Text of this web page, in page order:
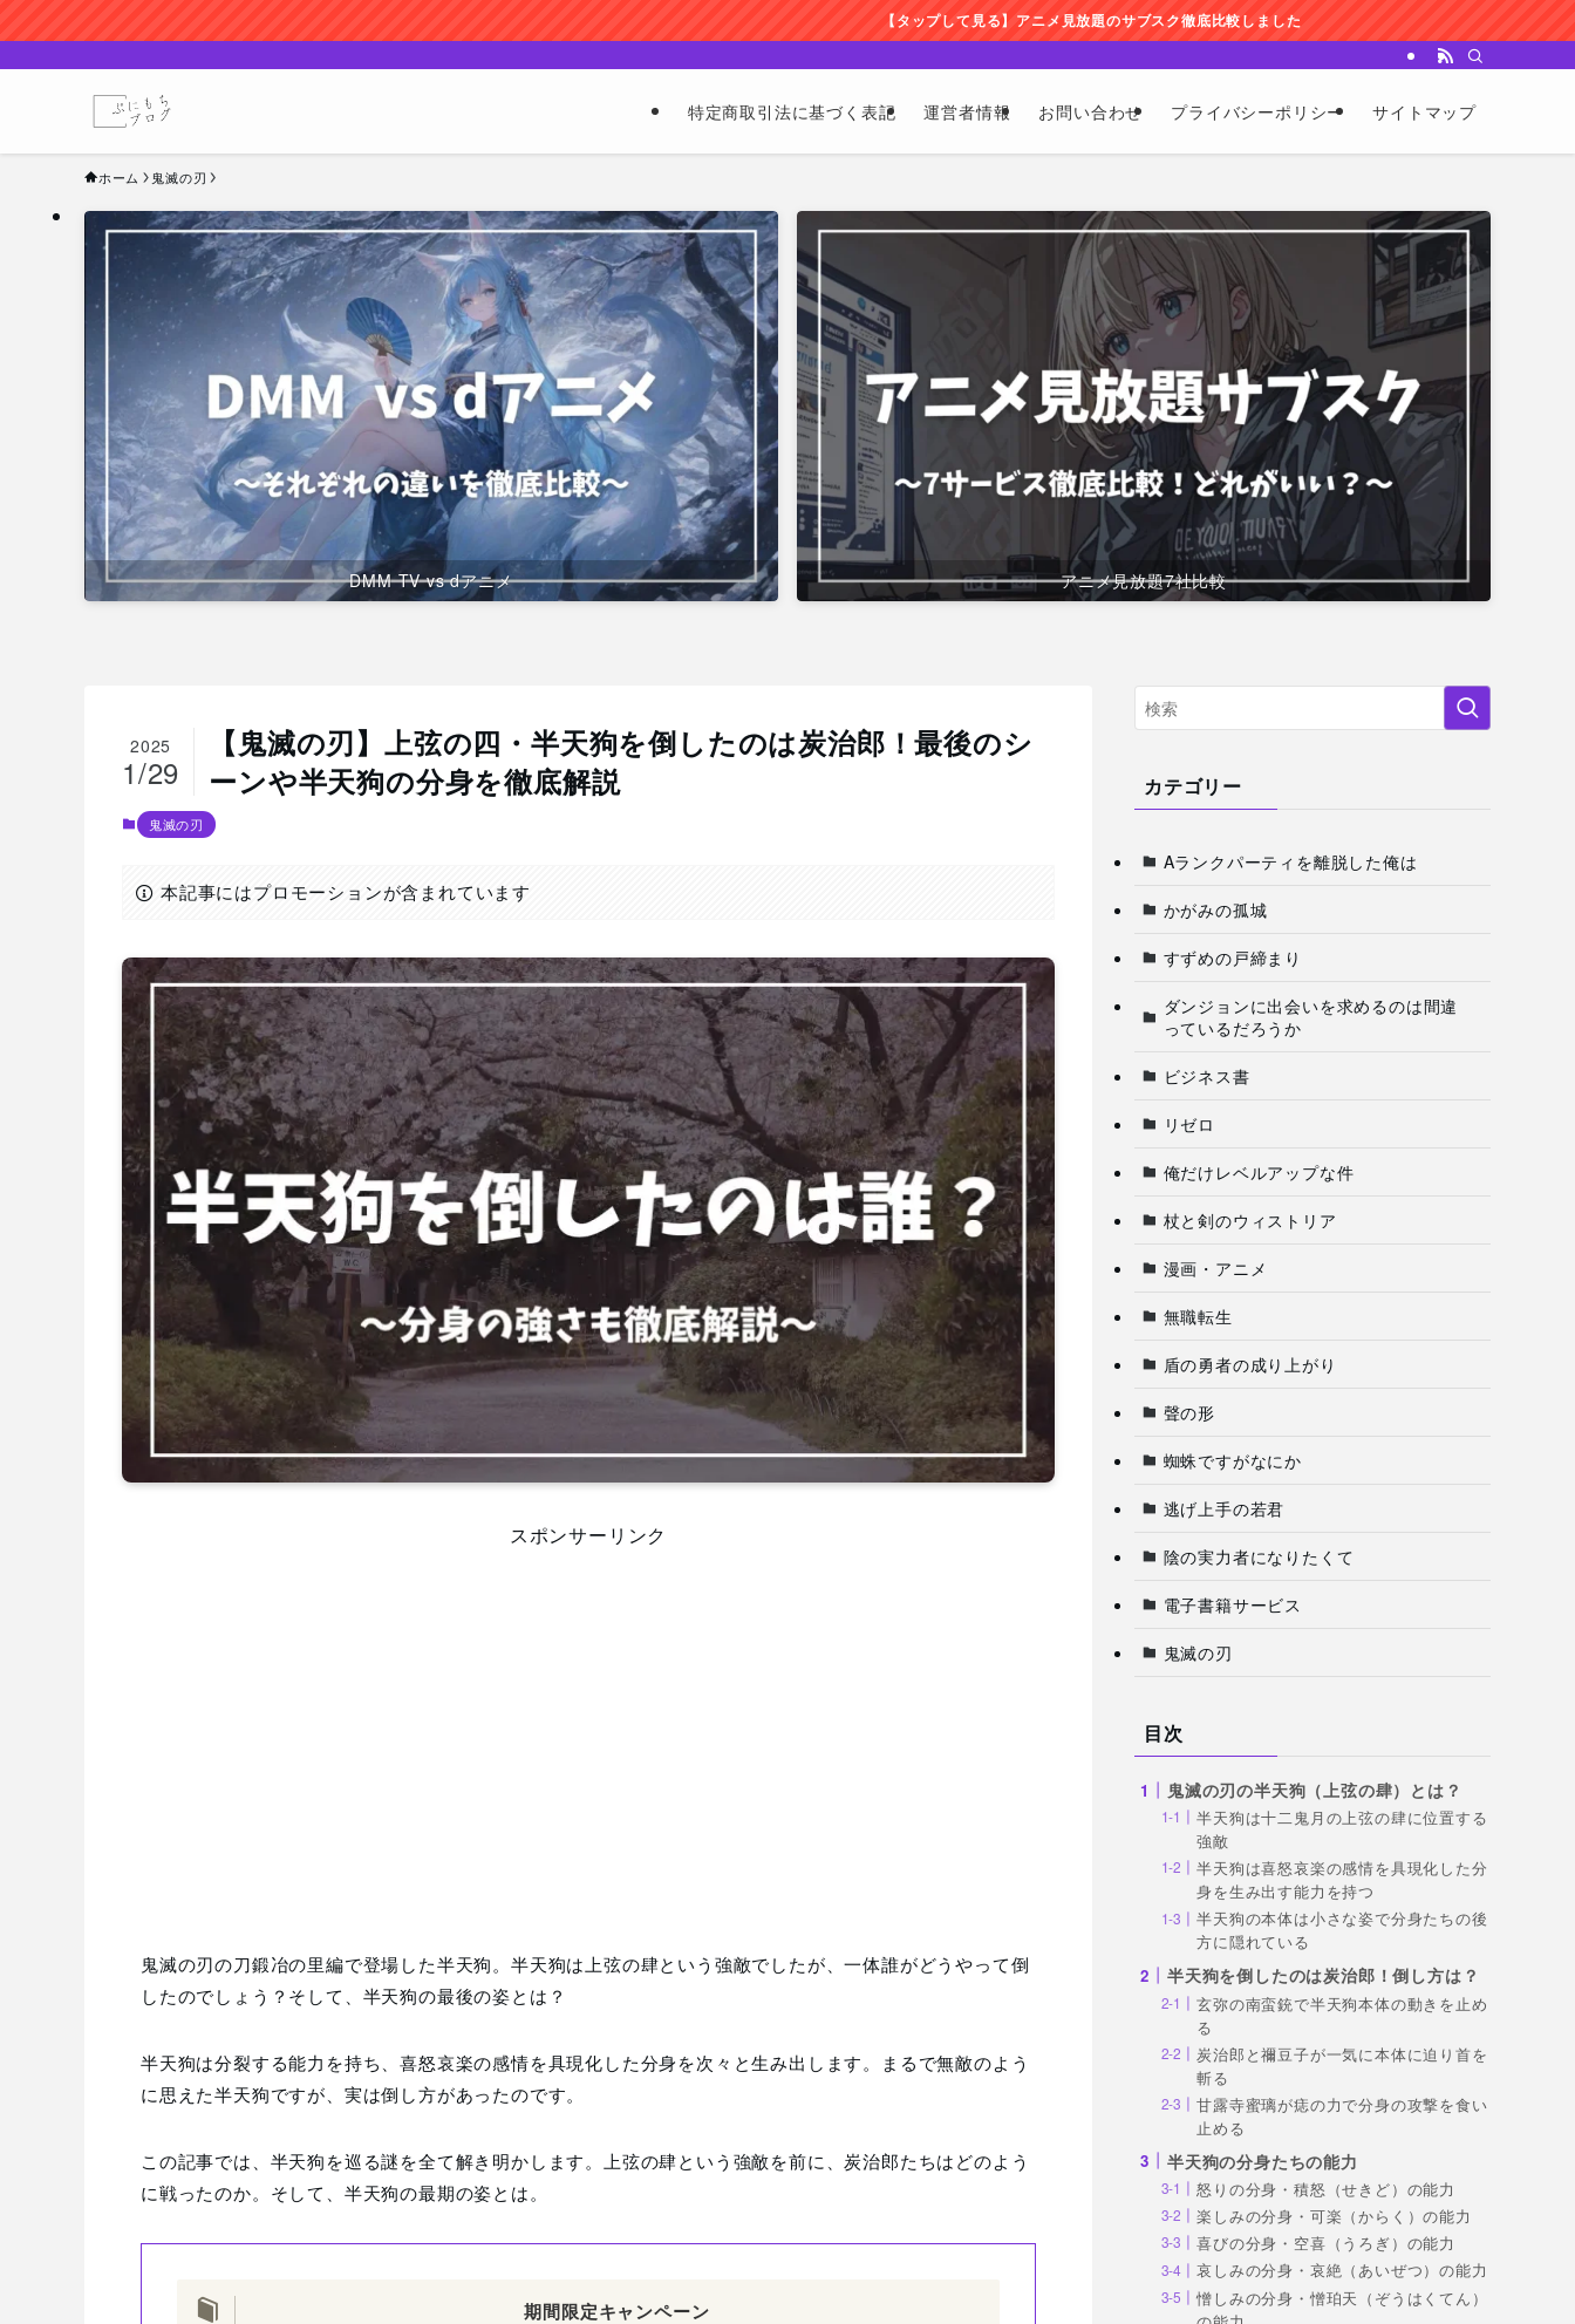
【タップして見る】アニメ見放題のサブスク徹底比較しました
特定商取引法に基づく表記 運営者情報 お問い合わせ プライバシーポリシー サイトマップ
ホーム 鬼滅の刃
DMM TV vs dアニメ アニメ見放題7社比較
【鬼滅の刃】上弦の四・半天狗を倒したのは炭治郎！最後のシ
ーンや半天狗の分身を徹底解説
2025
1/29
鬼滅の刃
本記事にはプロモーションが含まれています
スポンサーリンク
鬼滅の刃の刀鍛冶の里編で登場した半天狗。半天狗は上弦の肆という強敵でしたが、一体誰がどうやって倒
したのでしょう？そして、半天狗の最後の姿とは？
半天狗は分裂する能力を持ち、喜怒哀楽の感情を具現化した分身を次々と生み出します。まるで無敵のよう
に思えた半天狗ですが、実は倒し方があったのです。
この記事では、半天狗を巡る謎を全て解き明かします。上弦の肆という強敵を前に、炭治郎たちはどのよう
に戦ったのか。そして、半天狗の最期の姿とは。
期間限定キャンペーン
カテゴリー
Aランクパーティを離脱した俺は
かがみの孤城
すずめの戸締まり
ダンジョンに出会いを求めるのは間違
っているだろうか
ビジネス書
リゼロ
俺だけレベルアップな件
杖と剣のウィストリア
漫画・アニメ
無職転生
盾の勇者の成り上がり
聲の形
蜘蛛ですがなにか
逃げ上手の若君
陰の実力者になりたくて
電子書籍サービス
鬼滅の刃
目次
鬼滅の刃の半天狗（上弦の肆）とは？
半天狗は十二鬼月の上弦の肆に位置する
強敵
半天狗は喜怒哀楽の感情を具現化した分
身を生み出す能力を持つ
半天狗の本体は小さな姿で分身たちの後
方に隠れている
半天狗を倒したのは炭治郎！倒し方は？
玄弥の南蛮銃で半天狗本体の動きを止め
る
炭治郎と禰豆子が一気に本体に迫り首を
斬る
甘露寺蜜璃が痣の力で分身の攻撃を食い
止める
半天狗の分身たちの能力
怒りの分身・積怒（せきど）の能力
楽しみの分身・可楽（からく）の能力
喜びの分身・空喜（うろぎ）の能力
哀しみの分身・哀絶（あいぜつ）の能力
憎しみの分身・憎珀天（ぞうはくてん）